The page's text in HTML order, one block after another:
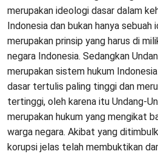
merupakan ideologi dasar dalam
Indonesia dan bukan hanya
merupakan prinsip yang harus di
negara Indonesia. Sedangkan
merupakan sistem hukum
dasar tertulis paling tinggi dan
tertinggi, oleh karena itu Undang-
merupakan hukum yang mengikat
warga negara. Akibat yang
korupsi jelas telah membuktikan